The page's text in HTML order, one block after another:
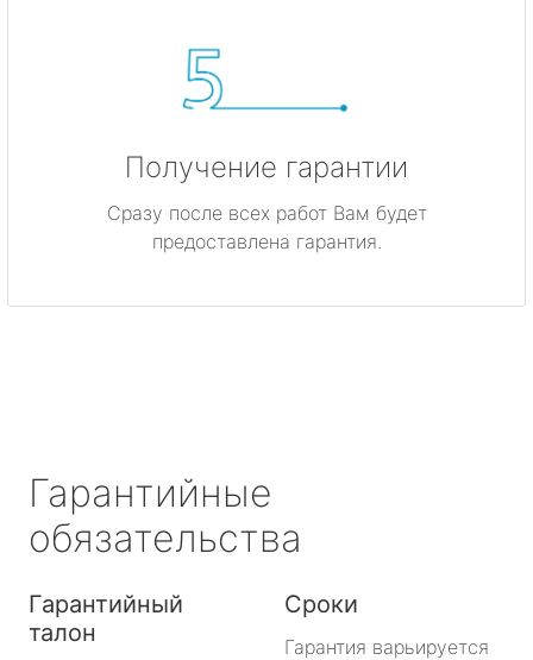
Получение гарантии
Сразу после всех работ Вам будет
предоставлена гарантия.
Гарантийные
обязательства
Гарантийный
талон
Сроки
Гарантия варьируется